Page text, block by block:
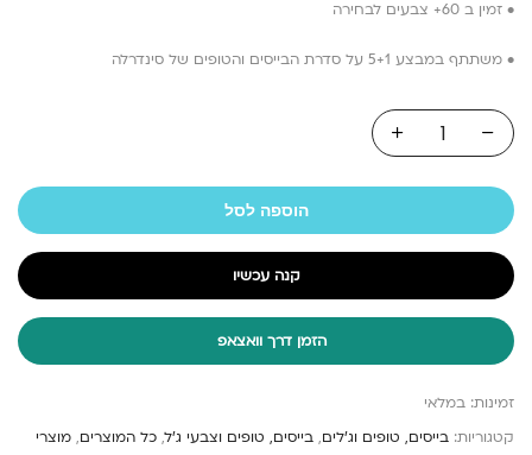
• זמין ב 60+ צבעים לבחירה
• משתתף במבצע 5+1 על סדרת הבייסים והטופים של סינדרלה
הוספה לסל
קנה עכשיו
הזמן דרך וואצאפ
זמינות: במלאי
קטגוריות: בייסים, טופים וג'לים, בייסים, טופים וצבעי ג'ל, כל המוצרים, מוצרי